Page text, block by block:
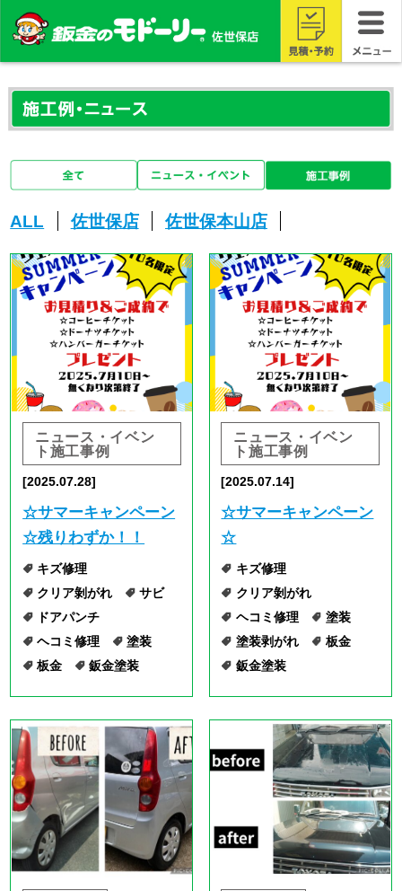
ALL 佐世保店 佐世保本山店
ニュース・イベン
施工事例
[2025.07.28]
☆サマーキャンペーン
☆残りわずか！！
キズ修理
クリア剝がれ
サビ
ドアパンチ
ヘコミ修理
塗装
板金 鈑金塗装
ニュース・イベン
施工事例
☆サマーキャンペーン
☆
キズ修理
クリア剝がれ
塗装
板金
施工事例
[2025.07.04]
修理のご依頼。（作業
日数約２週間）
キズ修理
ドア
バンパー
ヘコミ修理
リヤバンパー
保険修理
塗装
板金
部品交換
鈑金
鈑金塗装
ー ボンネット塗装の
ご依頼。（作業日数約
1週間）
キズ修理
クリア剝がれ
ヘコミ修理
ボンネット
塗装
塗装剥がれ
色はがれ